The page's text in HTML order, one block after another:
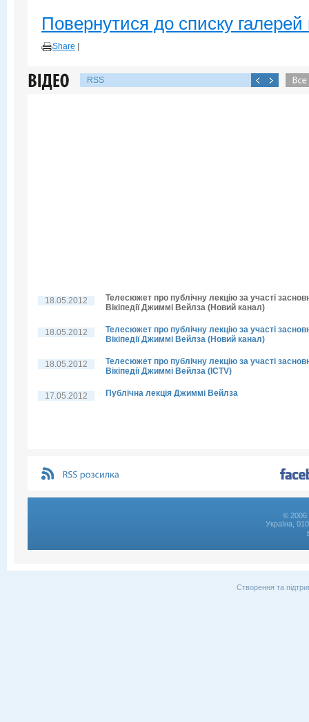
Повернутися до списку галерей
Share
RSS
18.05.2012
Телесюжет про публічну лекцію за участі
Вікіпедії Джиммі Вейлза (Новий канал)
18.05.2012
Телесюжет про публічну лекцію за участі
Вікіпедії Джиммі Вейлза (Новий канал)
18.05.2012
Телесюжет про публічну лекцію за участі
Вікіпедії Джиммі Вейлза (ICTV)
17.05.2012 Публічна лекція Джиммі Вейлза
© 2006
Україна,
Створення та